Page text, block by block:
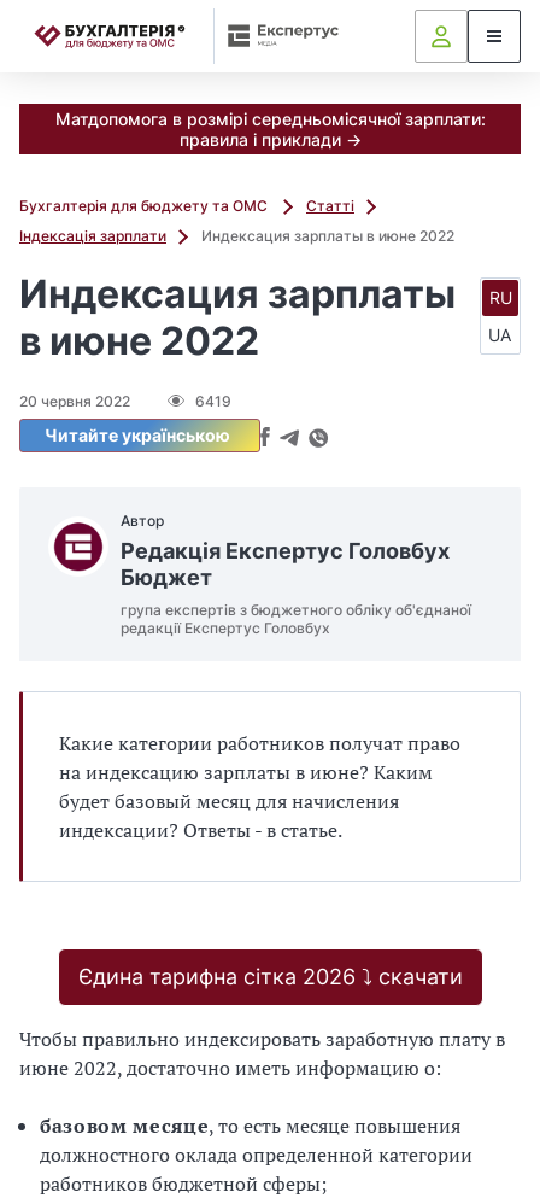
Матдопомога в розмірі середньомісячної зарплати:
правила і приклади →
Бухгалтерія для бюджету та ОМС
Статті
Індексація зарплати
Индексация зарплаты в июне 2022
Индексация зарплаты
в июне 2022
20 червня 2022 6419
Читайте українською
RU
UA
Автор
Редакція Експертус Головбух
Бюджет
група експертів з бюджетного обліку об'єднаної
редакції Експертус Головбух
Какие категории работников получат право
на индексацию зарплаты в июне? Каким
будет базовый месяц для начисления
индексации? Ответы - в статье.
Єдина тарифна сітка 2026 ⤵️ скачати
Чтобы правильно индексировать заработную плату в
июне 2022, достаточно иметь информацию о:
базовом месяце, то есть месяце повышения
должностного оклада определенной категории
работников бюджетной сферы;